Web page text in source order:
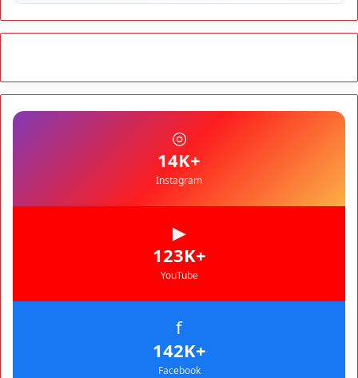
10:06 مجتمع
كارثة سبتة تتفاقم.. انتشال جثث جديدة واستمرار البحث عن هويات
مجتمع
◎
+14K
Instagram
▶
+123K
YouTube
f
+142K
Facebook